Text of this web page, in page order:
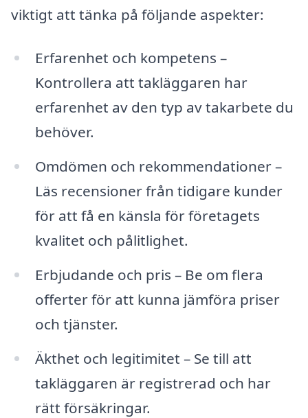
viktigt att tänka på följande aspekter:
Erfarenhet och kompetens –
Kontrollera att takläggaren har
erfarenhet av den typ av takarbete du
behöver.
Omdömen och rekommendationer –
Läs recensioner från tidigare kunder
för att få en känsla för företagets
kvalitet och pålitlighet.
Erbjudande och pris – Be om flera
offerter för att kunna jämföra priser
och tjänster.
Äkthet och legitimitet – Se till att
takläggaren är registrerad och har
rätt försäkringar.